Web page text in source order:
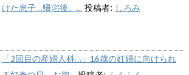
けた息子…帰宅後、... 投稿者: しろみ
「2回目の産婦人科…」16歳の妊婦に向けられ